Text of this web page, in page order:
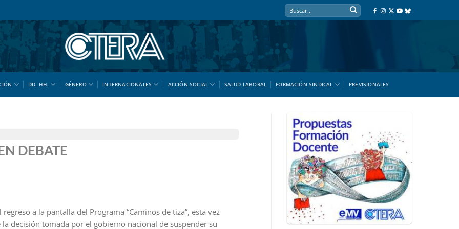
DD. HH. GÉNERO INTERNACIONALES ACCIÓN SOCIAL SALUD LABORAL FORMACIÓN SINDICAL PREVISIONALES
DEBATE
a la pantalla del Programa “Caminos de tiza”, esta vez
decisión tomada por el gobierno nacional de suspender su